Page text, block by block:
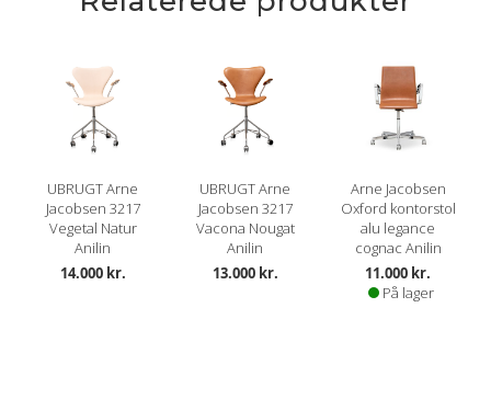
UBRUGT Arne
Jacobsen 3217
Vegetal Natur
Anilin
14.000 kr.
UBRUGT Arne
Jacobsen 3217
Vacona Nougat
Anilin
13.000 kr.
Arne Jacobsen
Oxford kontorstol
alu legance
cognac Anilin
11.000 kr.
På lager